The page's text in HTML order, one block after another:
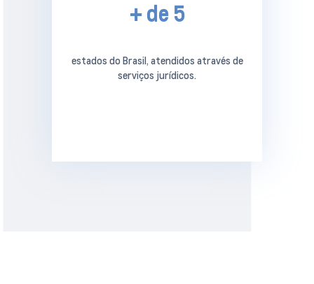
+ de 5
estados do Brasil, atendidos através de
serviços jurídicos.